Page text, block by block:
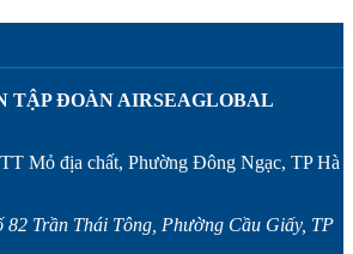
TẬP ĐOÀN AIRSEAGLOBAL
Mỏ địa chất, Phường Đông Ngạc, TP Hà
82 Trần Thái Tông, Phường Cầu Giấy, TP